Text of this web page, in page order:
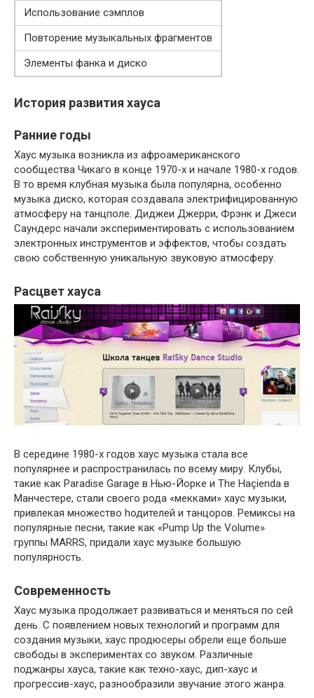
Использование сэмплов
Повторение музыкальных фрагментов
Элементы фанка и диско
История развития хауса
Ранние годы
Хаус музыка возникла из афроамериканского
сообщества Чикаго в конце 1970-х и начале 1980-х годов.
В то время клубная музыка была популярна, особенно
музыка диско, которая создавала электрифицированную
атмосферу на танцполе. Диджеи Джерри, Фрэнк и Джеси
Саундерс начали экспериментировать с использованием
электронных инструментов и эффектов, чтобы создать
свою собственную уникальную звуковую атмосферу.
Расцвет хауса
В середине 1980-х годов хаус музыка стала все
популярнее и распространилась по всему миру. Клубы,
такие как Paradise Garage в Нью-Йорке и The Haçienda в
Манчестере, стали своего рода «мекками» хаус музыки,
привлекая множество hодителей и танцоров. Ремиксы на
популярные песни, такие как «Pump Up the Volume»
группы MARRS, придали хаус музыке большую
популярность.
Современность
Хаус музыка продолжает развиваться и меняться по сей
день. С появлением новых технологий и программ для
создания музыки, хаус продюсеры обрели еще больше
свободы в экспериментах со звуком. Различные
поджанры хауса, такие как техно-хаус, дип-хаус и
прогрессив-хаус, разнообразили звучание этого жанра.